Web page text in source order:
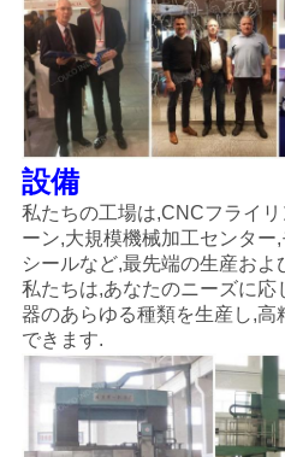
設備
私たちの工場は,CNCフライ
ーン,大規模機械加工センタ
シールなど,最先端の生産お
私たちは,あなたのニーズに
器のあらゆる種類を生産し,
できます.